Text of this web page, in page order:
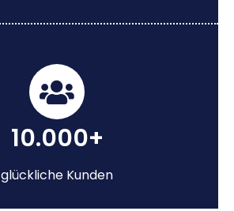
10.000+
glückliche Kunden